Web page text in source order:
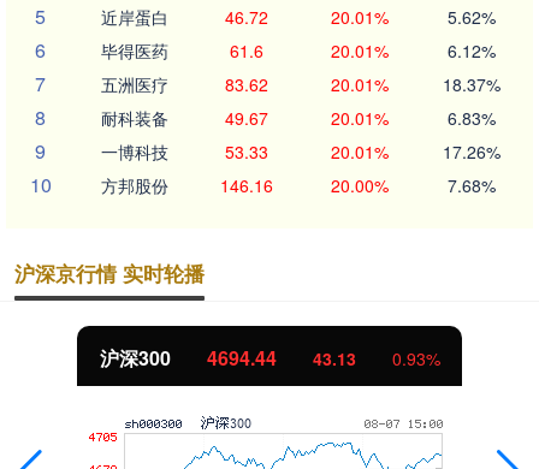
5 近岸蛋白 46.72 20.01% 5.62%
6 毕得医药 61.6 20.01% 6.12%
7 五洲医疗 83.62 20.01% 18.37%
8 耐科装备 49.67 20.01% 6.83%
9 一博科技 53.33 20.01% 17.26%
10 方邦股份 146.16 20.00% 7.68%
沪深京行情 实时轮播
沪深300 4694.44 43.13 0.93%